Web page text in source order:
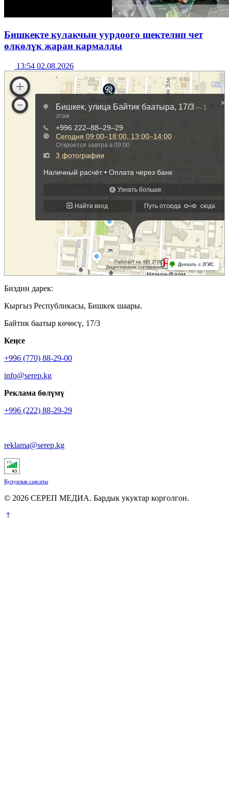
Бишкекте кулакчын уурдоого шектелип чет
өлкөлүк жаран кармалды
13:54 02.08.2026
Биздин дарек:
Кыргыз Республикасы, Бишкек шаары.
Байтик баатыр көчөсү, 17/3
Кеӊсе
+996 (770) 88-29-00
info@serep.kg
Реклама бөлүмү
+996 (222) 88-29-29
reklama@serep.kg
Купуялык саясаты
© 2026 СЕРЕП МЕДИА. Бардык укуктар корголгон.